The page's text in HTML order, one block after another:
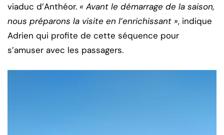
viaduc d’Anthéor. « Avant le démarrage de la saison,
nous préparons la visite en l’enrichissant », indique
Adrien qui profite de cette séquence pour
s’amuser avec les passagers.